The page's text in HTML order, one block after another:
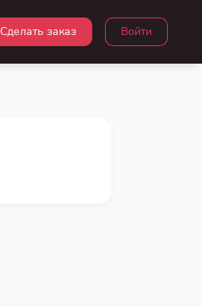
Войти
Сделать заказ